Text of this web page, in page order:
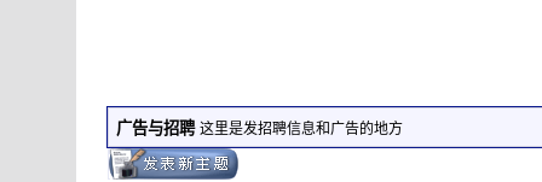
广告与招聘 这里是发招聘信息和广告的地方